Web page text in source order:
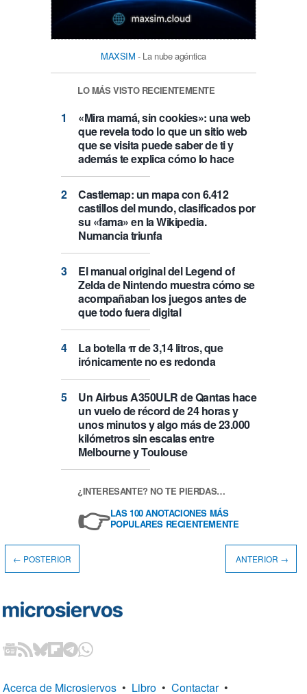
MAXSIM - La nube agéntica
LO MÁS VISTO RECIENTEMENTE
«Mira mamá, sin cookies»: una web
que revela todo lo que un sitio web
que se visita puede saber de ti y
además te explica cómo lo hace
Castlemap: un mapa con 6.412
castillos del mundo, clasificados por
su «fama» en la Wikipedia.
Numancia triunfa
El manual original del Legend of
Zelda de Nintendo muestra cómo se
acompañaban los juegos antes de
que todo fuera digital
La botella π de 3,14 litros, que
irónicamente no es redonda
Un Airbus A350ULR de Qantas hace
un vuelo de récord de 24 horas y
unos minutos y algo más de 23.000
kilómetros sin escalas entre
Melbourne y Toulouse
¿INTERESANTE? NO TE PIERDAS…
👉LAS 100 ANOTACIONES MÁS
POPULARES RECIENTEMENTE
← POSTERIOR ANTERIOR →
Acerca de Microsiervos • Libro • Contactar •